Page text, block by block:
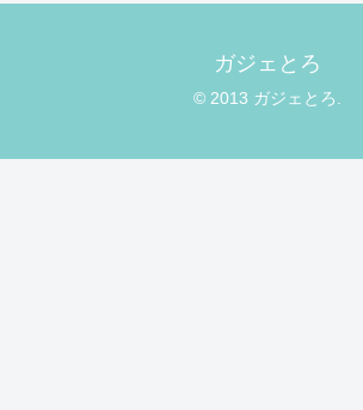
ガジェとろ
© 2013 ガジェとろ.